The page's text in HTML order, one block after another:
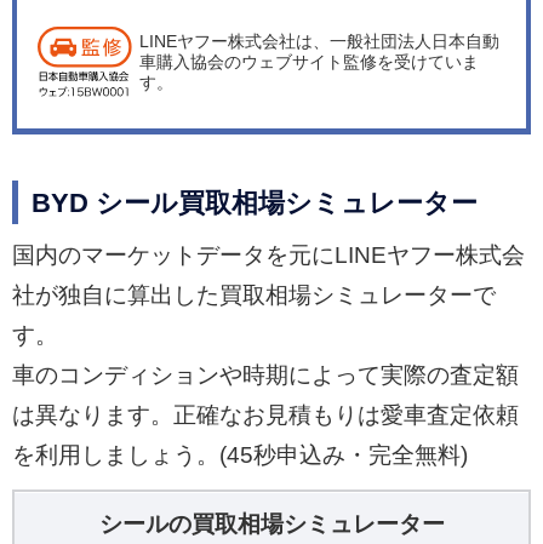
れ33万円安価に販売されるほか、8月31日までの
期間限定でETCとドライブレコーダー、初回車検
10万円までサポートされる。
LINEヤフー株式会社は、一般社団法人日本自動
車購入協会のウェブサイト監修を受けていま
す。
BYD シール買取相場シミュレーター
国内のマーケットデータを元にLINEヤフー株式会
社が独自に算出した買取相場シミュレーターで
す。
車のコンディションや時期によって実際の査定額
は異なります。正確なお見積もりは愛車査定依頼
を利用しましょう。(45秒申込み・完全無料)
シールの買取相場シミュレーター